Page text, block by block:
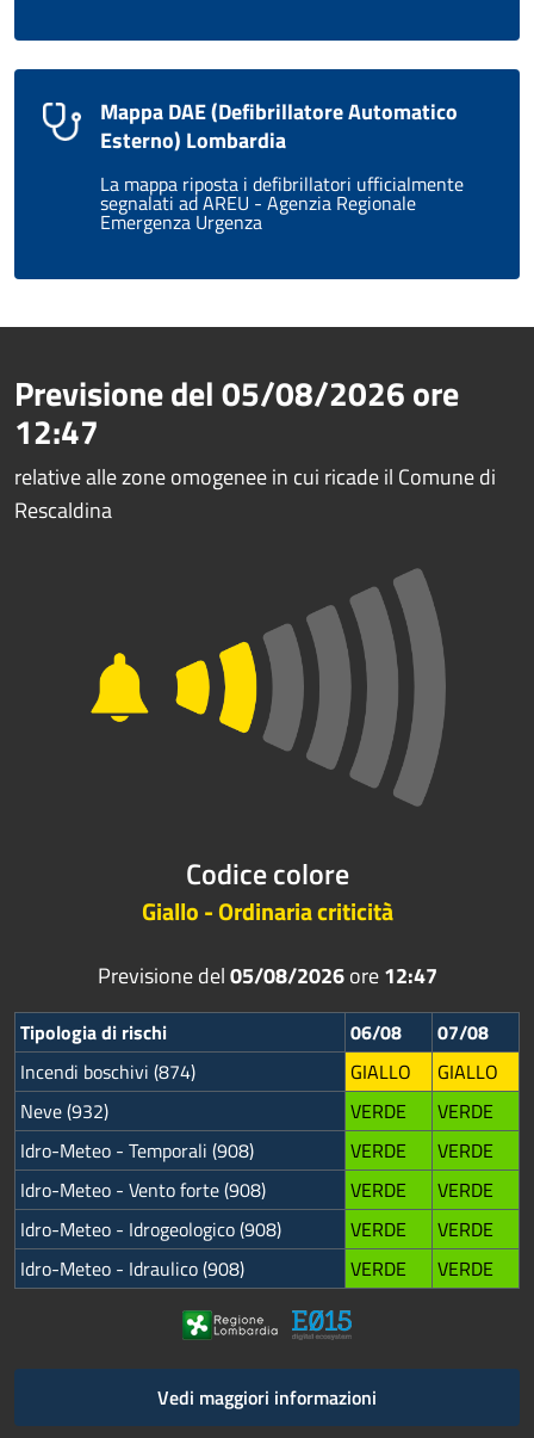
Mappa DAE (Defibrillatore Automatico
Esterno) Lombardia
La mappa riposta i defibrillatori ufficialmente
segnalati ad AREU - Agenzia Regionale
Emergenza Urgenza
Previsione del05/08/2026ore
12:47
relative alle zone omogenee in cui ricade il Comune di
Rescaldina
Codice colore
Giallo - Ordinaria criticità
Previsione del05/08/2026ore12:47
Tipologia di rischi 06/08
07/08
Incendi boschivi (874)
GIALLO
GIALLO
Neve (932)
VERDE
VERDE
Idro-Meteo - Temporali (908)
VERDE
VERDE
Idro-Meteo - Vento forte (908)
VERDE
VERDE
Idro-Meteo - Idrogeologico (908)
VERDE
VERDE
Idro-Meteo - Idraulico (908)
VERDE VERDE
Vedi maggiori informazioni